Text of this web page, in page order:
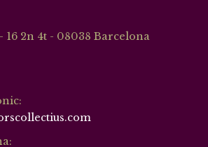
16 2n 4t - 08038 Barcelona